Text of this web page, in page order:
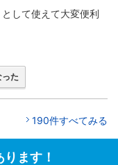
して使えて大変便利
た
190件すべてみる
ます！